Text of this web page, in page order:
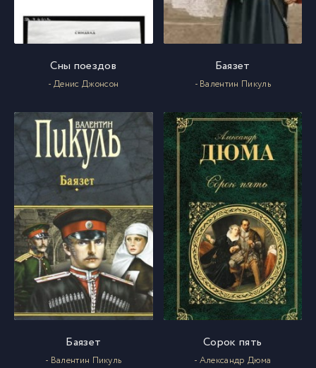
015
016
017
19 019
20 020
21 021
Сны поездов
- Денис Джонсон
Баязет
- Валентин Пикуль
Баязет
- Валентин Пикуль
Сорок пять
- Александр Дюма